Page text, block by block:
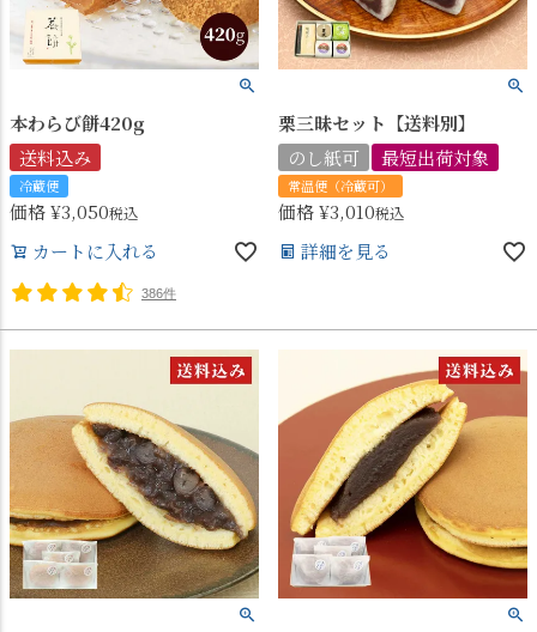
本わらび餅420g
送料込み
冷蔵便
価格¥3,050税込
カートに入れる
386件
栗三昧セット【送料別】
のし紙可
最短出荷対象
常温便（冷蔵可）
価格¥3,010税込
詳細を見る